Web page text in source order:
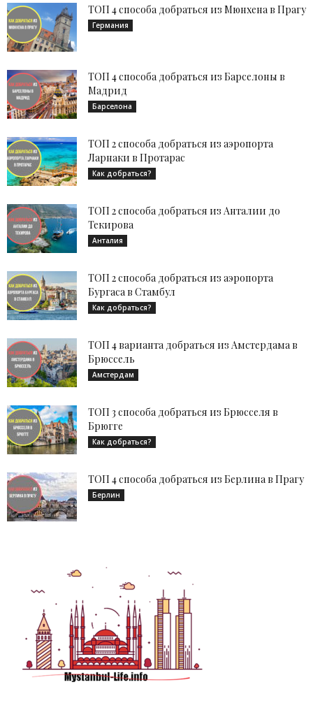
ТОП 4 способа добраться из Мюнхена в Прагу
Германия
ТОП 4 способа добраться из Барселоны в
Мадрид
Барселона
ТОП 2 способа добраться из аэропорта
Ларнаки в Протарас
Как добраться?
ТОП 2 способа добраться из Анталии до
Текирова
Анталия
ТОП 2 способа добраться из аэропорта
Бургаса в Стамбул
Как добраться?
ТОП 4 варианта добраться из Амстердама в
Брюссель
Амстердам
ТОП 3 способа добраться из Брюсселя в
Брюгге
Как добраться?
ТОП 4 способа добраться из Берлина в Прагу
Берлин